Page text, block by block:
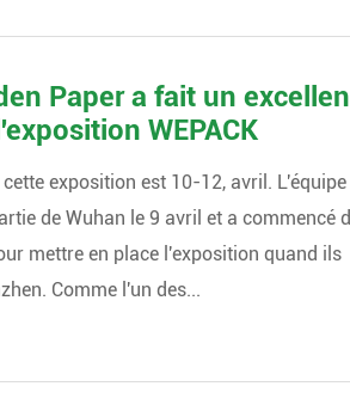
Paper a fait un
WEPACK
exposition est 10-12, avril. L'équipe
de Wuhan le 9 avril et a commencé
mettre en place l'exposition quand ils
Comme l'un des...